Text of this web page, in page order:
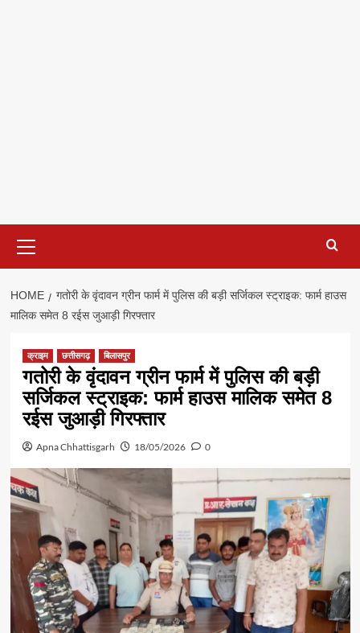
Menu
HOME
गतोरी के वृंदावन ग्रीन फार्म में पुलिस की बड़ी सर्जिकल स्ट्राइक: फार्म हाउस
मालिक समेत 8 रईस जुआड़ी गिरफ्तार
क्राइम छत्तीसगढ़ बिलासपुर
गतोरी के वृंदावन ग्रीन फार्म में पुलिस की बड़ी
सर्जिकल स्ट्राइक: फार्म हाउस मालिक समेत 8
रईस जुआड़ी गिरफ्तार
Apna Chhattisgarh 18/05/2026 0